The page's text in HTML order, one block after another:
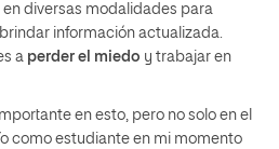
diversas modalidades para
información actualizada.
a perder el miedo y trabajar en
en esto, pero no solo en el
como estudiante en mi momento